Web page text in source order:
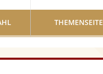
THEMENSEITE